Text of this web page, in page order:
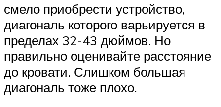
смело приобрести устройство,
диагональ которого варьируется в
пределах 32-43 дюймов. Но
правильно оценивайте расстояние
до кровати. Слишком большая
диагональ тоже плохо.